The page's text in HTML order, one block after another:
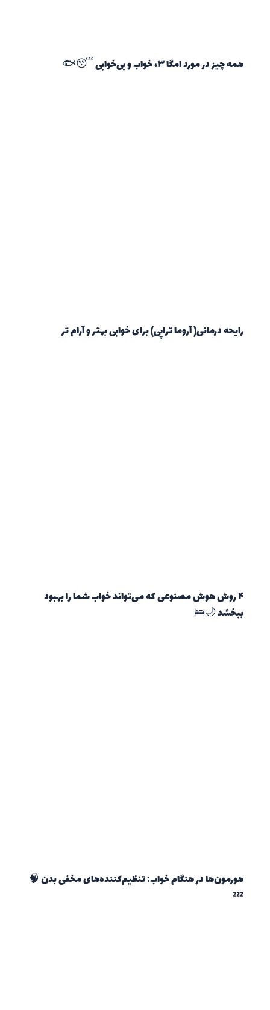
همه چیز در مورد امگا ۳، خواب و بی‌خوابی 😴🐟
رایحه درمانی( آروما تراپی) برای خوابی بهتر و آرام تر
۴ روش هوش مصنوعی که می‌تواند خواب شما را بهبود
ببخشد 🌙🛌
هورمون‌ها در هنگام خواب: تنظیم‌کننده‌های مخفی بدن 🧠
💤